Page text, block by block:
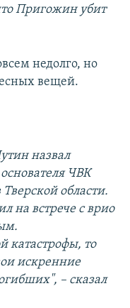
Пригожин убит
недолго, но
вещей.
назвал
ЧВК
области.
на встрече с врио
катастрофы, то
искренние
– сказал